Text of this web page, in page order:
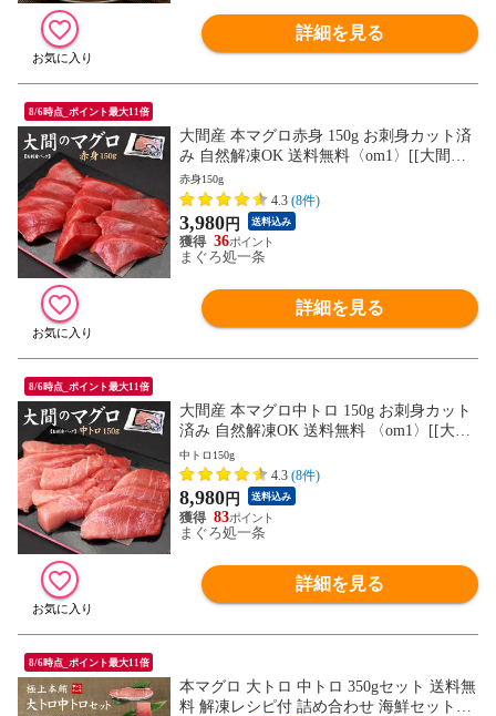
詳細を見る
8/6時点_ポイント最大11倍
大間産 本マグロ赤身 150g お刺身カット済
み 自然解凍OK 送料無料〈om1〉[[大間産
本鮪赤身]
赤身150g
4.3 (8件)
3,980円 送料込み
36
まぐろ処一条
詳細を見る
8/6時点_ポイント最大11倍
大間産 本マグロ中トロ 150g お刺身カット
済み 自然解凍OK 送料無料 〈om1〉[[大間
産本鮪中トロ]
中トロ150g
4.3 (8件)
8,980円 送料込み
83
まぐろ処一条
詳細を見る
8/6時点_ポイント最大11倍
本マグロ 大トロ 中トロ 350gセット 送料無
料 解凍レシピ付 詰め合わせ 海鮮セット